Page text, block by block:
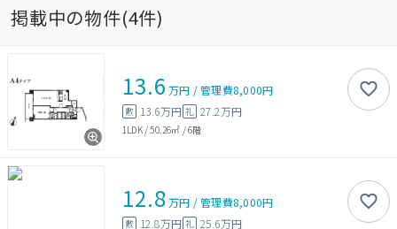
掲載中の物件(4件)
13.6 万円 /管理費8,000円
敷 13.6万円 礼 27.2万円
1LDK/50.26㎡ /6階
12.8万円 /管理費8,000円
敷 12.8万円 礼 25.6万円